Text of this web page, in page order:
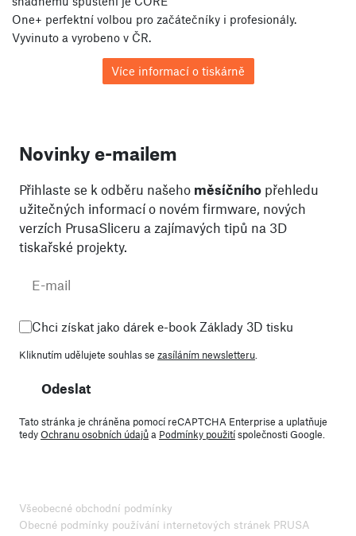
One+ perfektní volbou pro začátečníky i profesionály.
Vyvinuto a vyrobeno v ČR.
Více informací o tiskárně
Novinky e-mailem
Přihlaste se k odběru našeho měsíčního přehledu
užitečných informací o novém firmware, nových
verzích PrusaSliceru a zajímavých tipů na 3D
tiskařské projekty.
Chci získat jako dárek e-book Základy 3D tisku
Kliknutím udělujete souhlas se zasíláním newsletteru.
Odeslat
Tato stránka je chráněna pomocí reCAPTCHA Enterprise a uplatňuje
tedyOchranu osobních údajůa Podmínky použitíspolečnosti Google.
Všeobecné obchodní podmínky
Obecné podmínky používání internetových stránek PRUSA